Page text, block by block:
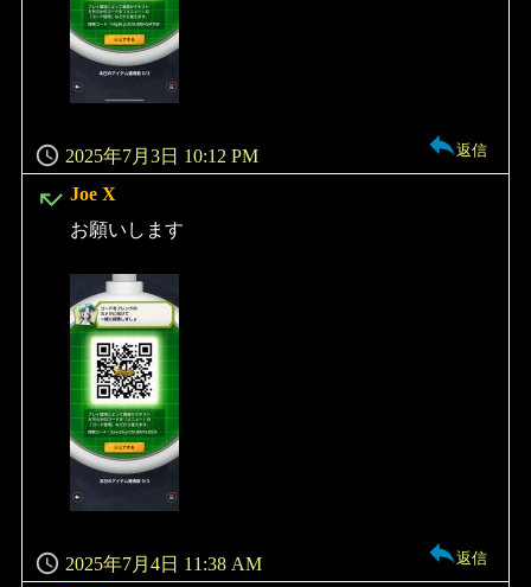
2025年7月3日 10:12 PM 返信
Joe X
よ
2025年7月4日 11:38 AM
お願いします
返信